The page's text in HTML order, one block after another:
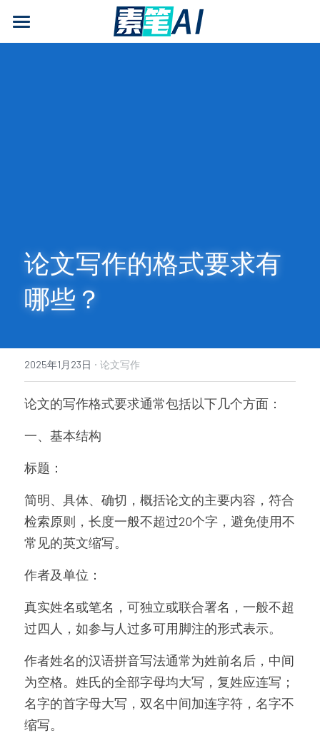
AI论文写作
免费福利
论文写作的格式要求有
哪些？
2025年1月23日 · 论文写作
论文的写作格式要求通常包括以下几个方面：
一、基本结构
标题：
简明、具体、确切，概括论文的主要内容，符合
检索原则，长度一般不超过20个字，避免使用不
常见的英文缩写。
作者及单位：
真实姓名或笔名，可独立或联合署名，一般不超
过四人，如参与人过多可用脚注的形式表示。
作者姓名的汉语拼音写法通常为姓前名后，中间
为空格。姓氏的全部字母均大写，复姓应连写；
名字的首字母大写，双名中间加连字符，名字不
缩写。